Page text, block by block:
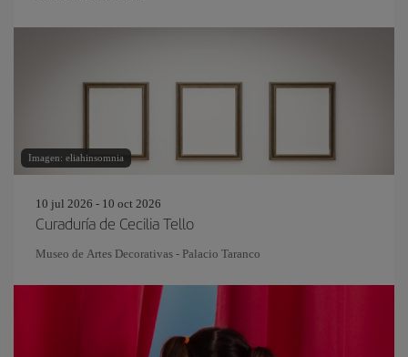
Imagen: eliahinsomnia
10 jul 2026 - 10 oct 2026
Curaduría de Cecilia Tello
Museo de Artes Decorativas - Palacio Taranco